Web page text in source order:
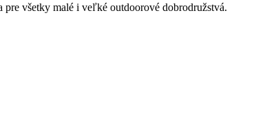
všetky malé i veľké outdoorové dobrodružstvá.